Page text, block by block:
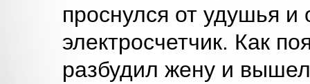
проснулся от удушья и
электросчетчик. Как
разбудил жену и